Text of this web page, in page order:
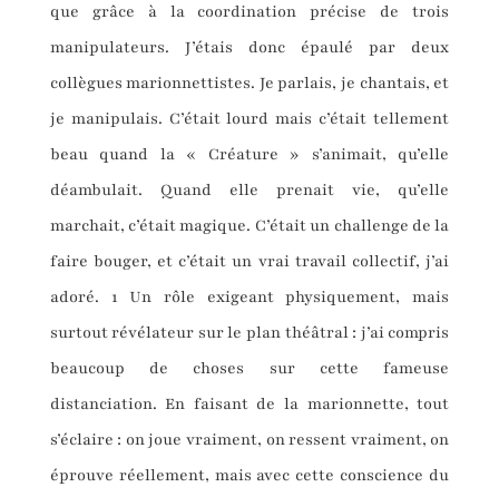
que grâce à la coordination précise de trois
manipulateurs. J’étais donc épaulé par deux
collègues marionnettistes. Je parlais, je chantais, et
je manipulais. C’était lourd mais c’était tellement
beau quand la « Créature » s’animait, qu’elle
déambulait. Quand elle prenait vie, qu’elle
marchait, c’était magique. C’était un challenge de la
faire bouger, et c’était un vrai travail collectif, j’ai
adoré. 1 Un rôle exigeant physiquement, mais
surtout révélateur sur le plan théâtral : j’ai compris
beaucoup de choses sur cette fameuse
distanciation. En faisant de la marionnette, tout
s’éclaire : on joue vraiment, on ressent vraiment, on
éprouve réellement, mais avec cette conscience du